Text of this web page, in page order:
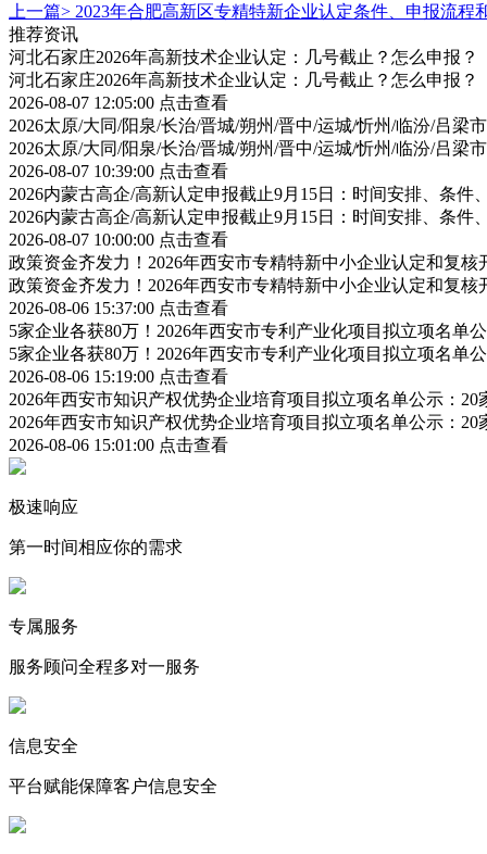
上一篇> 2023年合肥高新区专精特新企业认定条件、申报流程
推荐资讯
河北石家庄2026年高新技术企业认定：几号截止？怎么申报？
河北石家庄2026年高新技术企业认定：几号截止？怎么申报？
2026-08-07 12:05:00 点击查看
2026太原/大同/阳泉/长治/晋城/朔州/晋中/运城/忻州/临汾/吕梁
2026太原/大同/阳泉/长治/晋城/朔州/晋中/运城/忻州/临汾/吕梁
2026-08-07 10:39:00 点击查看
2026内蒙古高企/高新认定申报截止9月15日：时间安排、条件
2026内蒙古高企/高新认定申报截止9月15日：时间安排、条件
2026-08-07 10:00:00 点击查看
政策资金齐发力！2026年西安市专精特新中小企业认定和复
政策资金齐发力！2026年西安市专精特新中小企业认定和复
2026-08-06 15:37:00 点击查看
5家企业各获80万！2026年西安市专利产业化项目拟立项名单
5家企业各获80万！2026年西安市专利产业化项目拟立项名单
2026-08-06 15:19:00 点击查看
2026年西安市知识产权优势企业培育项目拟立项名单公示：
2026年西安市知识产权优势企业培育项目拟立项名单公示：
2026-08-06 15:01:00 点击查看
极速响应
第一时间相应你的需求
专属服务
服务顾问全程多对一服务
信息安全
平台赋能保障客户信息安全